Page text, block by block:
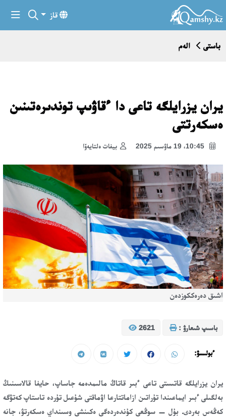
قاز
باستى الەم
يران يزرايلگە تاعى دا ءقاۋىپ توندىرەتىنىن
ەسكەرتتى
بيفات ەلتايەۆا
اشىق دەرەككوزدەن
باسىپ شىعارۋ : 2621
ءبولىسۋ:
يران يزرايلگە قاتىستى تاعى ءبىر قاتاڭ مالىمدەمە جاساپ، حايفا قالاسىنىڭ
بەلگىلى ءبىر ايماعىندا تۇراتىن ازاماتتارعا اۋماقتى شۇعىل تۇردە تاستاپ كەتۋگە
كەڭەس بەردى. بۇل — سوڭعى كۇندەردەگى ەكىنشى وسىنداي ەسكەرتۋ، جانە